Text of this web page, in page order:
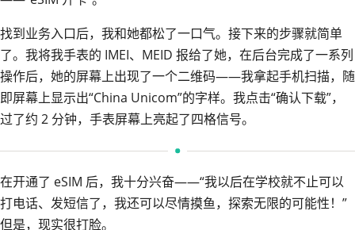
找到业务入口后，我和她都松了一口气。接下来的步骤就简单
了。我将我手表的 IMEI、MEID 报给了她，在后台完成了一系列
操作后，她的屏幕上出现了一个二维码——我拿起手机扫描，随
即屏幕上显示出“China Unicom”的字样。我点击“确认下载”，
过了约 2 分钟，手表屏幕上亮起了四格信号。
在开通了 eSIM 后，我十分兴奋——“我以后在学校就不止可以
打电话、发短信了，我还可以尽情摸鱼，探索无限的可能性！”
但是，现实很打脸。